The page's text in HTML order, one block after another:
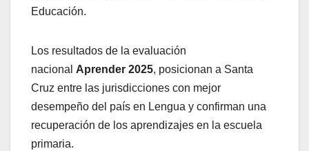
Educación.
Los resultados de la evaluación
nacional Aprender 2025, posicionan a Santa
Cruz entre las jurisdicciones con mejor
desempeño del país en Lengua y confirman una
recuperación de los aprendizajes en la escuela
primaria.